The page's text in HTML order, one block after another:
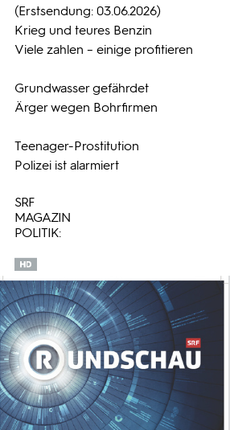
3sat
(Erstsendung: 03.06.2026)
Krieg und teures Benzin
Viele zahlen – einige profitieren
Grundwasser gefährdet
Ärger wegen Bohrfirmen
Teenager-Prostitution
Polizei ist alarmiert
SRF
MAGAZIN
POLITIK: